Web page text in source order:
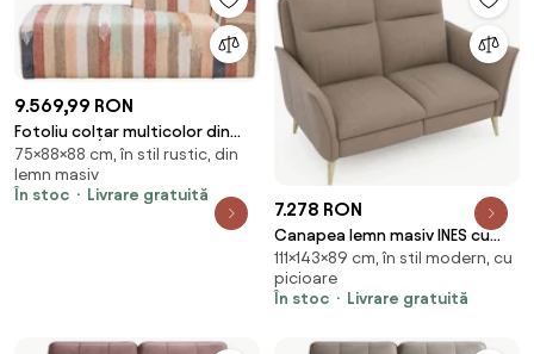
9.569,99 RON
Fotoliu colțar multicolor din
bumbac țesut manual, „Chindi”
75×88×88 cm, în stil rustic, din
lemn masiv
În stoc
Livrare gratuită
7.278 RON
Canapea lemn masiv INES cu
recliner, 143 × 111 × 89 cm
111×143×89 cm, în stil modern, cu
picioare
În stoc
Livrare gratuită